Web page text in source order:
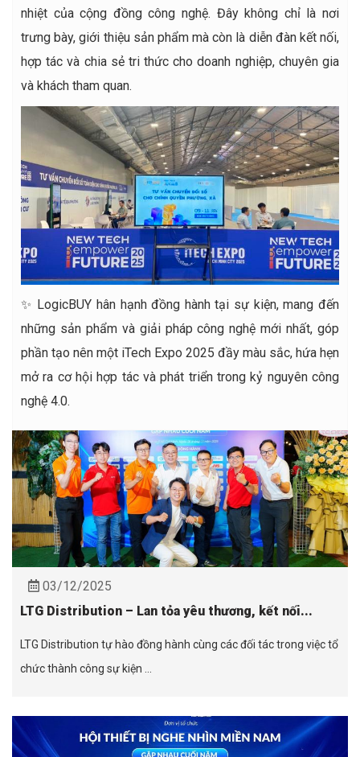
nhiệt của cộng đồng công nghệ. Đây không chỉ là nơi
trưng bày, giới thiệu sản phẩm mà còn là diễn đàn kết nối,
hợp tác và chia sẻ tri thức cho doanh nghiệp, chuyên gia
và khách tham quan.
✨ LogicBUY hân hạnh đồng hành tại sự kiện, mang đến
những sản phẩm và giải pháp công nghệ mới nhất, góp
phần tạo nên một iTech Expo 2025 đầy màu sắc, hứa hẹn
mở ra cơ hội hợp tác và phát triển trong kỷ nguyên công
nghệ 4.0.
03/12/2025
LTG Distribution – Lan tỏa yêu thương, kết nối...
LTG Distribution tự hào đồng hành cùng các đối tác trong việc tổ
chức thành công sự kiện ...